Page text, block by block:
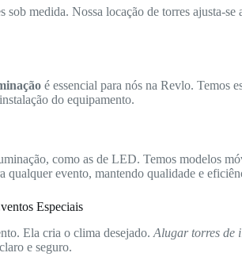
sob medida. Nossa locação de torres ajusta-
é essencial para nós na Revlo. Temos
do equipamento.
como as de LED. Temos modelos
qualquer evento, mantendo qualidade e
Especiais
Ela cria o clima desejado. Alugar torres de
e seguro.